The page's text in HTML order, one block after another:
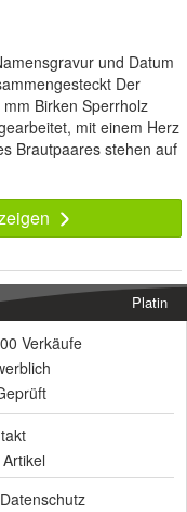
und Datum
Der
Birken Sperrholz
mit einem Herz
Brautpaares stehen auf
Platin
Verkäufe
Datenschutz